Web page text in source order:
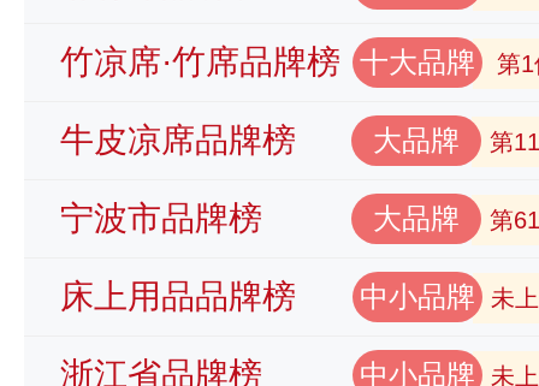
竹凉席·竹席品牌榜 十大品牌 第1
牛皮凉席品牌榜 大品牌 第
宁波市品牌榜 大品牌 第
床上用品品牌榜 中小品牌 未
浙江省品牌榜 中小品牌 未